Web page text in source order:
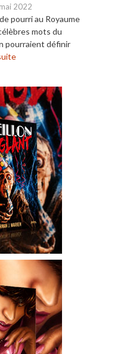
2022
pourri au Royaume
mots du
pourraient définir